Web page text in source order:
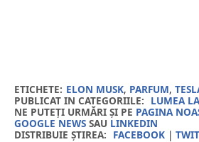
ETICHETE: ELON MUSK, PARFUM,
PUBLICAT IN CATEGORIILE: LUMEA
NE PUTEȚI URMĂRI ȘI PE PAGINA
GOOGLE NEWSSAU LINKEDIN
DISTRIBUIE ȘTIREA: FACEBOOK|